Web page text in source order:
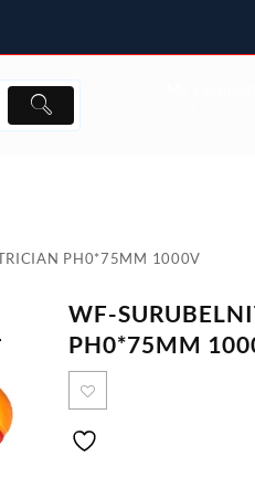
PH0*75MM 1000V
WF-
PH0*75MM